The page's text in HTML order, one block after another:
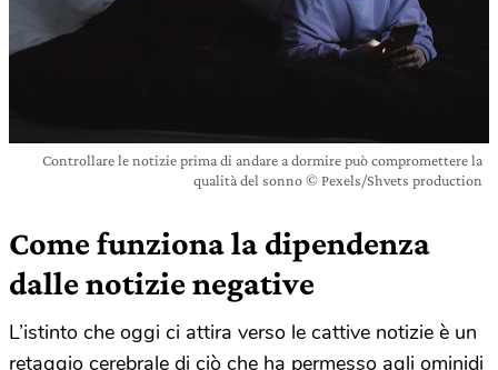
Controllare le notizie prima di andare a dormire può compromettere la
qualità del sonno © Pexels/Shvets production
Come funziona la dipendenza
dalle notizie negative
L’istinto che oggi ci attira verso le cattive notizie è un
retaggio cerebrale di ciò che ha permesso agli ominidi